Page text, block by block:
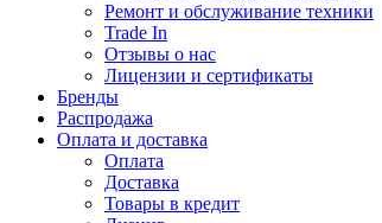
Ремонт и обслуживание техники
Trade In
Отзывы о нас
Лицензии и сертификаты
Бренды
Распродажа
Оплата и доставка
Оплата
Доставка
Товары в кредит